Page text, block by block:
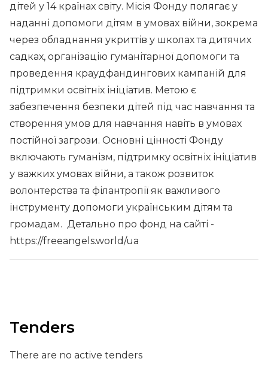
дітей у 14 країнах світу. Місія Фонду полягає у
наданні допомоги дітям в умовах війни, зокрема
через обладнання укриттів у школах та дитячих
садках, організацію гуманітарної допомоги та
проведення краудфандингових кампаній для
підтримки освітніх ініціатив. Метою є
забезпечення безпеки дітей під час навчання та
створення умов для навчання навіть в умовах
постійної загрози. Основні цінності Фонду
включають гуманізм, підтримку освітніх ініціатив
у важких умовах війни, а також розвиток
волонтерства та філантропії як важливого
інструменту допомоги українським дітям та
громадам. Детально про фонд на сайті -
https://freeangels.world/ua
Tenders
There are no active tenders